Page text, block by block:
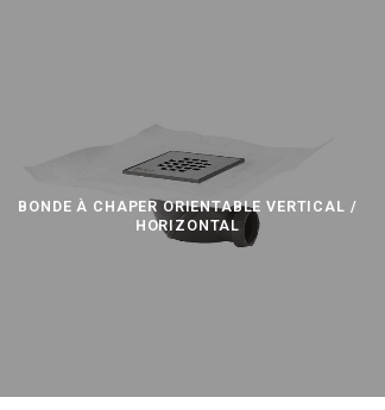
BONDE À CHAPER ORIENTABLE VERTICAL /
HORIZONTAL